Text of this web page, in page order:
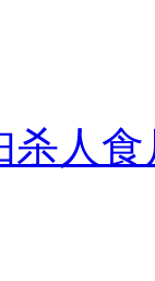
杀人食